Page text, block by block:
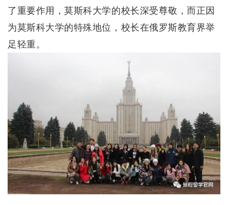
了重要作用，莫斯科大学的校长深受尊敬，而正因
为莫斯科大学的特殊地位，校长在俄罗斯教育界举
足轻重。